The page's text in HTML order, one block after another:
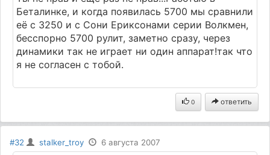
Беталинке, и когда появилась 5700 мы сравнили
её с 3250 и с Сони Ериксонами серии Волкмен,
бесспорно 5700 рулит, заметно сразу, через
динамики так не играет ни один аппарат!так что
я не согласен с тобой.
0 ответить
#32 stalker_troy 6 августа 2007